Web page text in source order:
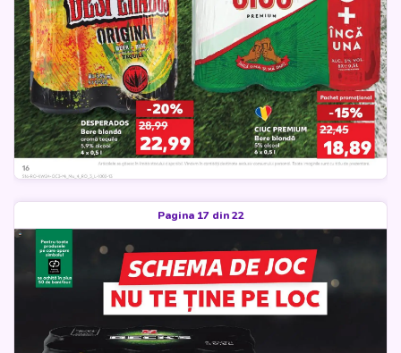
Pagina 17 din 22